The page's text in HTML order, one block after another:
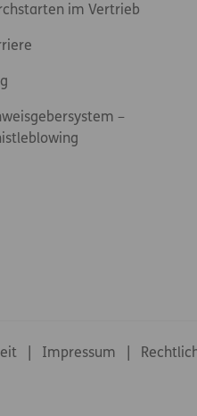
im Vertrieb
–
Impressum